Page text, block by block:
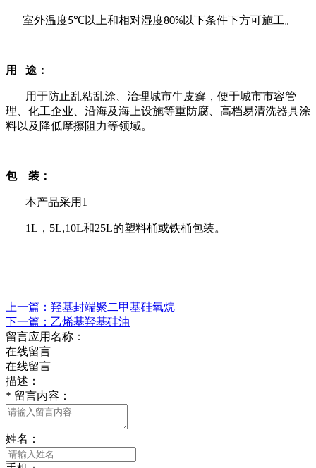
室外温度5℃ 以上和相对湿度80%以下条件下方可施工。
用 途：
用于防止乱粘乱涂、治理城市牛皮癣，便于城市市容管
理、化工企业、沿海及海上设施等重防腐、高档易清洗器具涂
料以及降低摩擦阻力等领域。
包 装：
本产品采用 1
1L，5L,10L和25L的塑料桶或铁桶包装。
上一篇：羟基封端聚二甲基硅氧烷
下一篇：乙烯基羟基硅油
留言应用名称：
在线留言
在线留言
描述：
* 留言内容：
姓名：